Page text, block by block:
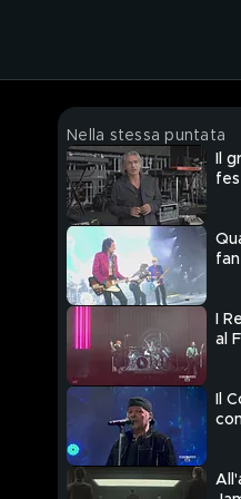
Nella stessa puntata
Il
I
al
Il